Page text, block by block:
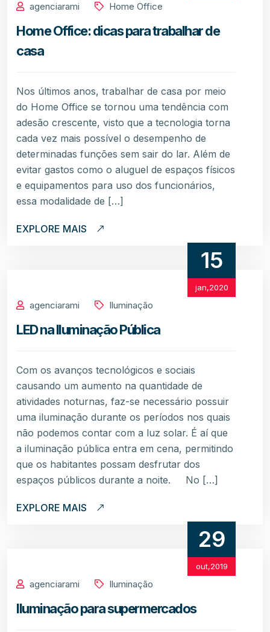
agenciarami Home Office
Home Office: dicas para trabalhar de
casa
Nos últimos anos, trabalhar de casa por meio
do Home Office se tornou uma tendência com
adesão crescente, visto que a tecnologia torna
cada vez mais possível o desempenho de
determinadas funções sem sair do lar. Além de
evitar gastos como o aluguel de espaços físicos
e equipamentos para uso dos funcionários,
essa modalidade de […]
EXPLORE MAIS
15
jan,2020
agenciarami Iluminação
LED na Iluminação Pública
Com os avanços tecnológicos e sociais
causando um aumento na quantidade de
atividades noturnas, faz-se necessário possuir
uma iluminação durante os períodos nos quais
não podemos contar com a luz solar. É aí que
a iluminação pública entra em cena, permitindo
que os habitantes possam desfrutar dos
espaços públicos durante a noite. No […]
EXPLORE MAIS
29
out,2019
agenciarami Iluminação
Iluminação para supermercados